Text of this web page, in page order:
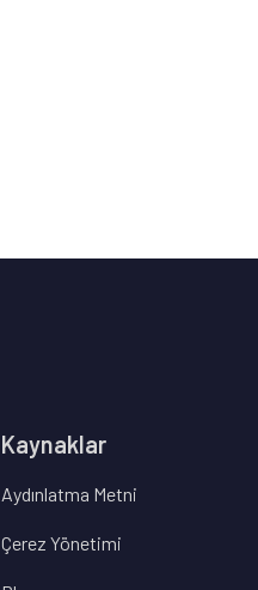
Kaynaklar
Aydınlatma Metni
Çerez Yönetimi